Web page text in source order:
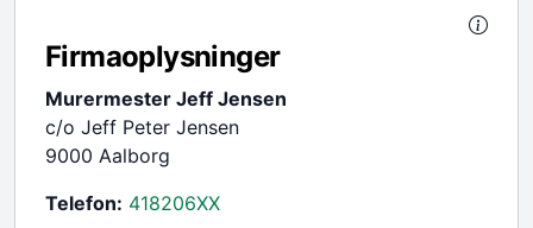
Firmaoplysninger
Murermester Jeff Jensen
c/o Jeff Peter Jensen
9000 Aalborg
Telefon: 418206XX